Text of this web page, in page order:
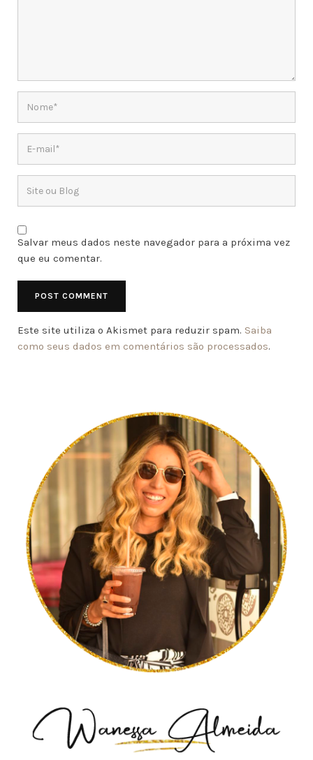
Salvar meus dados neste navegador para a próxima vez
que eu comentar.
Este site utiliza o Akismet para reduzir spam. Saiba
como seus dados em comentários são processados.